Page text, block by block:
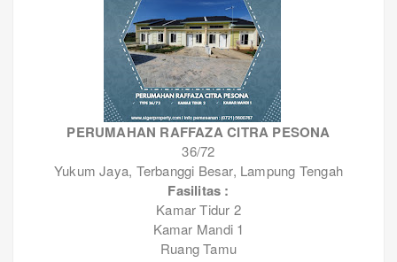
PERUMAHAN RAFFAZA CITRA PESONA
36/72
Yukum Jaya, Terbanggi Besar, Lampung Tengah
Fasilitas :
Kamar Tidur 2
Kamar Mandi 1
Ruang Tamu